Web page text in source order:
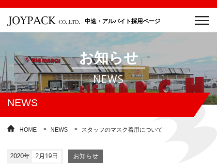
中途・アルバイト採用ページ
お知らせ
NEWS
NEWS
HOME NEWS スタッフのマスク着用について
2020年 2月19日 お知らせ